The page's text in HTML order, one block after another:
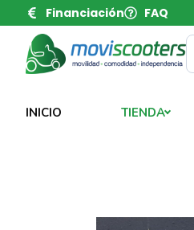
Financiación FAQ
INICIO TIENDA